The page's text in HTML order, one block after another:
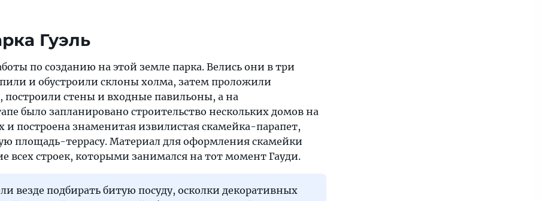
Гуэль
по созданию на этой земле парка. Велись они в три
и обустроили склоны холма, затем проложили
построили стены и входные павильоны, а на
было запланировано строительство нескольких домов на
и построена знаменитая извилистая скамейка-парапет,
площадь-террасу. Материал для оформления скамейки
всех строек, которыми занимался на тот момент Гауди.
везде подбирать битую посуду, осколки декоративных